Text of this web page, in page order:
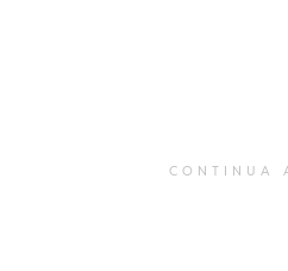
CONTINUA